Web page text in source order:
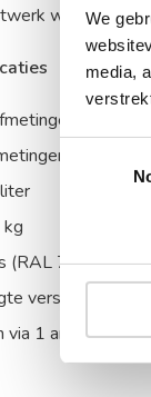
We
media,
worden
1480 x
1430 x
(RAL 7035)
verstelbare
via 1 ankergat in